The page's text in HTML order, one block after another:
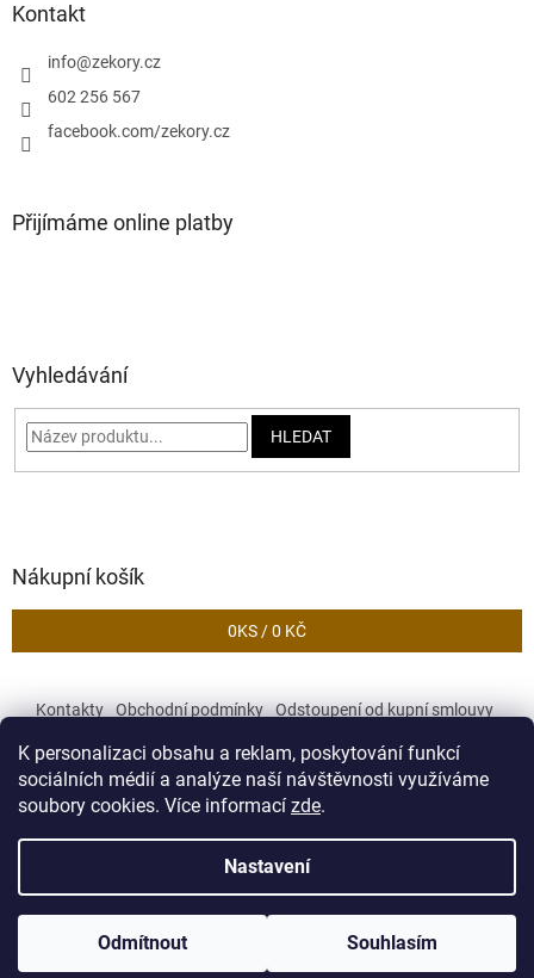
K personalizaci obsahu a reklam, poskytování funkcí
sociálních médií a analýze naší návštěvnosti využíváme
soubory cookies. Více informací zde.
Nastavení
Odmítnout Souhlasím
Kontakt
info@zekory.cz
602 256 567
facebook.com/zekory.cz
Přijímáme online platby
Vyhledávání
HLEDAT
Nákupní košík
0KS /0 KČ
Kontakty Obchodní podmínky
Odstoupení od kupní smlouvy
. Všechna práva vyhrazena.